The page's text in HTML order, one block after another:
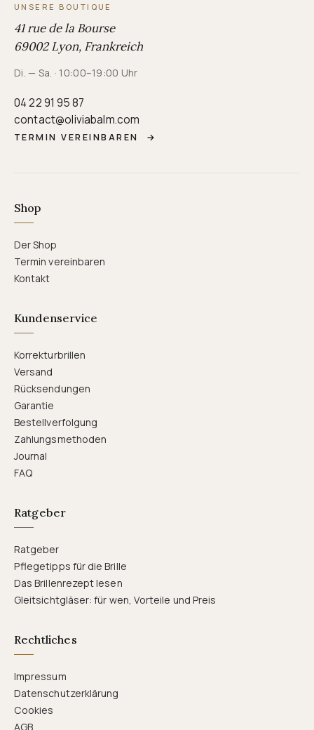
UNSERE BOUTIQUE
41 rue de la Bourse
69002 Lyon, Frankreich
Di. — Sa. · 10:00–19:00 Uhr
04 22 91 95 87
contact@oliviabalm.com
TERMIN VEREINBAREN →
Shop
Der Shop
Termin vereinbaren
Kontakt
Kundenservice
Korrekturbrillen
Versand
Rücksendungen
Garantie
Bestellverfolgung
Zahlungsmethoden
Journal
FAQ
Ratgeber
Ratgeber
Pflegetipps für die Brille
Das Brillenrezept lesen
Gleitsichtgläser: für wen, Vorteile und Preis
Rechtliches
Impressum
Datenschutzerklärung
Cookies
AGB